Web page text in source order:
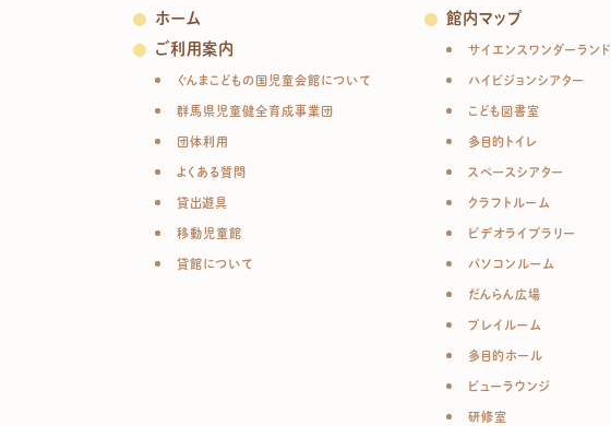
ホーム
ご利用案内
ぐんまこどもの国児童会館について
群馬県児童健全育成事業団
団体利用
よくある質問
貸出遊具
移動児童館
貸館について
館内マップ
サイエンスワンダーランド
ハイビジョンシアター
こども図書室
多目的トイレ
スペースシアター
クラフトルーム
ビデオライブラリー
パソコンルーム
だんらん広場
プレイルーム
多目的ホール
ビューラウンジ
研修室